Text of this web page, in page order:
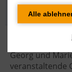
Frankenhausen
So 12.07.2026
Georg und
veranstaltende